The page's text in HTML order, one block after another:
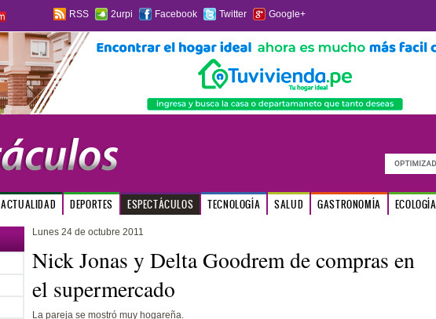
RSS 2urpi Facebook Twitter Google+
ACTUALIDAD DEPORTES ESPECTÁCULOS TECNOLOGÍA SALUD GASTRONOMÍA ECOLOGÍA
Lunes 24 de octubre 2011
Nick Jonas y Delta Goodrem de compras en
el supermercado
La pareja se mostró muy hogareña.